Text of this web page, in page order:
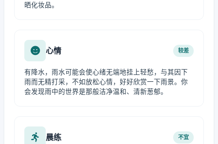
晒化妆品。
心情 较差
有降水，雨水可能会使心绪无端地挂上轻愁，与其因下
雨而无精打采，不如放松心情，好好欣赏一下雨景。你
会发现雨中的世界是那般洁净温和、清新葱郁。
晨练 不宜